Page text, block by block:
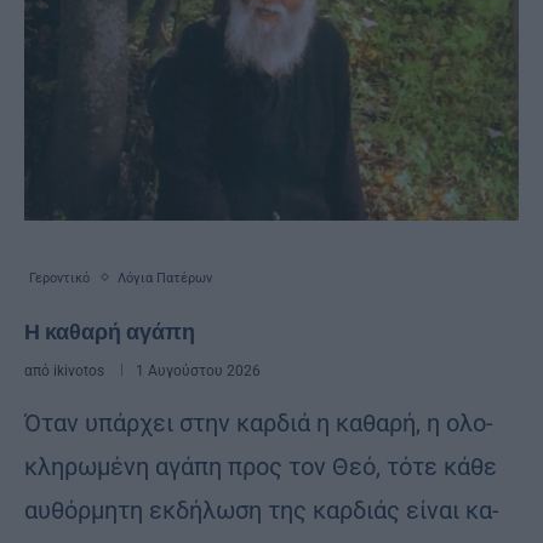
Γεροντικό Λόγια Πατέρων
Η καθαρή αγάπη
από ikivotos 1 Αυγούστου 2026
Όταν υπάρ­χει στην καρ­διά η κα­θα­ρή, η ολο­
κλη­ρω­μέ­νη αγά­πη προς τον Θεό, τότε κάθε
αυ­θόρ­μη­τη εκ­δή­λω­ση της καρ­διάς εί­ναι κα­